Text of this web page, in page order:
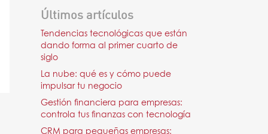
Últimos artículos
Tendencias tecnológicas que están
dando forma al primer cuarto de
siglo
La nube: qué es y cómo puede
impulsar tu negocio
Gestión financiera para empresas:
controla tus finanzas con tecnología
CRM para pequeñas empresas: